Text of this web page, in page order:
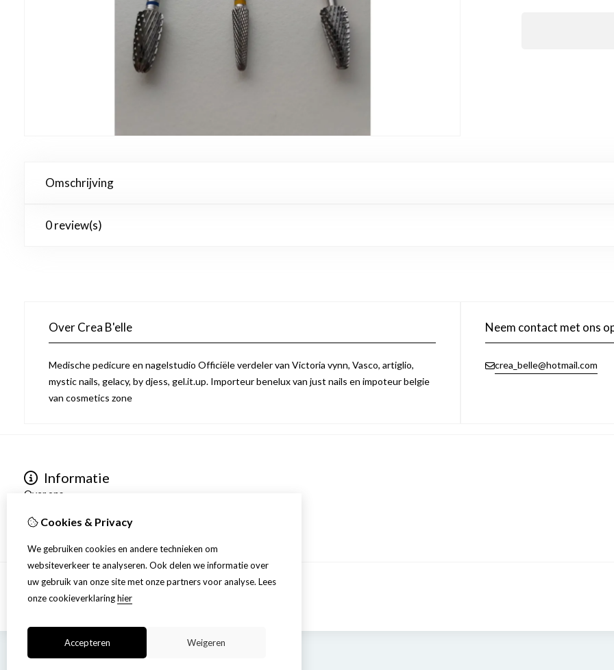
Omschrijving
0 review(s)
Over Crea B'elle
Medische pedicure en nagelstudio Officiële verdeler van Victoria vynn, Vasco, artiglio,
mystic nails, gelacy, by djess, gel.it.up. Importeur benelux van just nails en impoteur belgie
van cosmetics zone
Neem contact met ons
crea_belle@hotmail.com
Informatie
Over ons
Algemene voorwaarden
Cookies & Privacy
We gebruiken cookies en andere technieken om
websiteverkeer te analyseren. Ook delen we informatie over
uw gebruik van onze site met onze partners voor analyse. Lees
onze cookieverklaringhier
Accepteren Weigeren